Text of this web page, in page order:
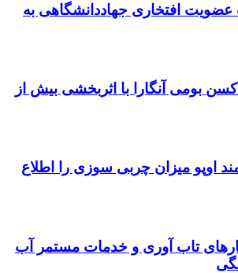
افتخاری جهاددانشگاهی به
بومی آنگارا با اثربخشی بیش از
اوپو میزان چربی سوزی را اطلاع
تاب آوری و خدمات مستمر آب